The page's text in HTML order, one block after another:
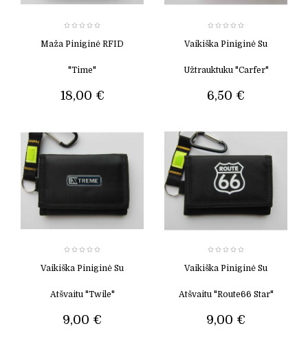
Maža Piniginė RFID
"Time"
18,00 €
Vaikiška Piniginė Su
Užtrauktuku "carfer"
6,50 €
Vaikiška Piniginė Su
Atšvaitu "Twile"
9,00 €
Vaikiška Piniginė Su
Atšvaitu "Route66 Star"
9,00 €